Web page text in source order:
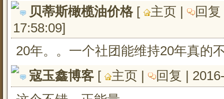
贝蒂斯橄榄油价格[ 主页 |
回复
17:58:09]
20年。。一个社团能维持20年真的
寇玉鑫博客 [ 主页 | 回复 |